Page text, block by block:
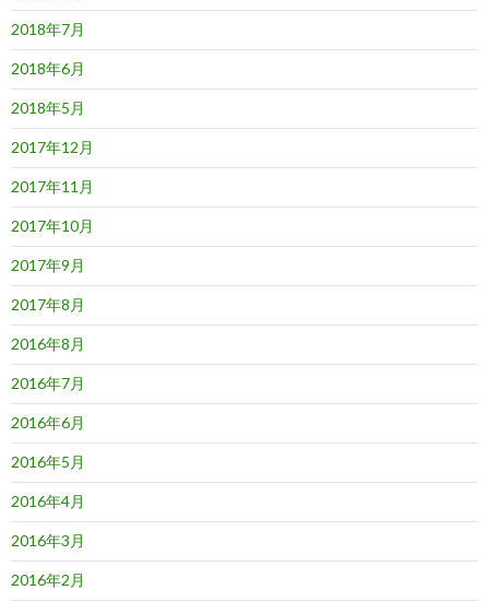
2018年7月
2018年6月
2018年5月
2017年12月
2017年11月
2017年10月
2017年9月
2017年8月
2016年8月
2016年7月
2016年6月
2016年5月
2016年4月
2016年3月
2016年2月